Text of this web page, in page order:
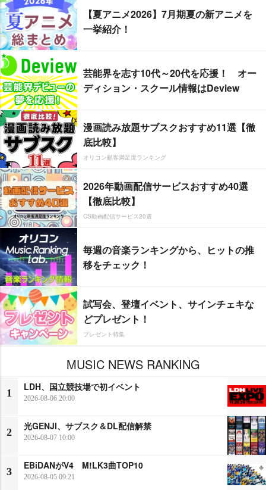
【夏アニメ2026】7月期夏の新アニメを
一挙紹介！
芸能界を志す10代～20代を応援！ オー
ディション・スクール情報はDeview
漫画読み放題サブスクおすすめ11選【徹
底比較】
オリコン顧客満足度ランキング
2026年動画配信サービスおすすめ40選
【徹底比較】
CS動画配信サービス20選
毎週の音楽ランキングから、ヒットの推
移をチェック！
試写会、登壇イベント、サインチェキな
どプレゼント！
プレゼント特集
MUSIC NEWS RANKING
1
LDH、国立競技場で初イベント
2026-08-06 20:00
2
光GENJI、サブスク＆DL配信解禁
2026-08-07 10:00
3
EBiDANがV4 M!LK3曲TOP10
2026-08-05 09:21